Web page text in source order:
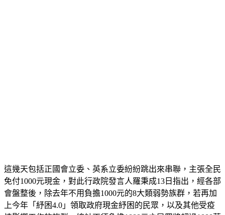
這幾天包括正國會立委、英系立委紛紛跳出來串聯，主張全民
免付1000元現金，對此行政院發言人羅秉成13日指出，經各部
會盤整後，除去年不用負擔1000元的8大類弱勢族群，若再加
上今年「紓困4.0」領取政府現金紓困的民眾，以及其他受疫